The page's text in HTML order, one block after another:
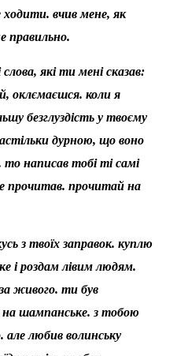
вчив мене, як
правильно.
які ти мені сказав:
оклємаєшся. коли я
безглуздість у твоєму
дурною, що воно
то написав тобі ті самі
прочитав. прочитай на
з твоїх заправок. куплю
і роздам лівим людям.
живого. ти був
шампанське. з тобою
але любив волинську